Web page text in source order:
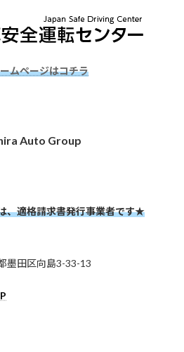
ムページはコチラ
Auto Group
、適格請求書発行事業者です★
墨田区向島3-33-13